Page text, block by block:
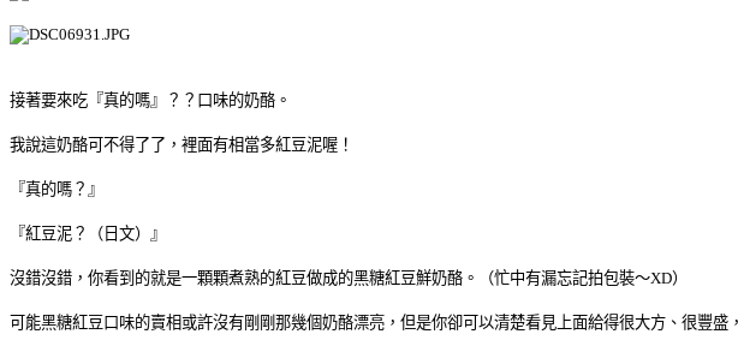
接著要來吃『真的嗎』？？口味的奶酪。
我說這奶酪可不得了了，裡面有相當多紅豆泥喔！
『真的嗎？』
『紅豆泥？（日文）』
沒錯沒錯，你看到的就是一顆顆煮熟的紅豆做成的黑糖紅豆鮮奶酪。（忙中有漏忘記拍包裝～XD）
可能黑糖紅豆口味的賣相或許沒有剛剛那幾個奶酪漂亮，但是你卻可以清楚看見上面給得很大方、很豐盛